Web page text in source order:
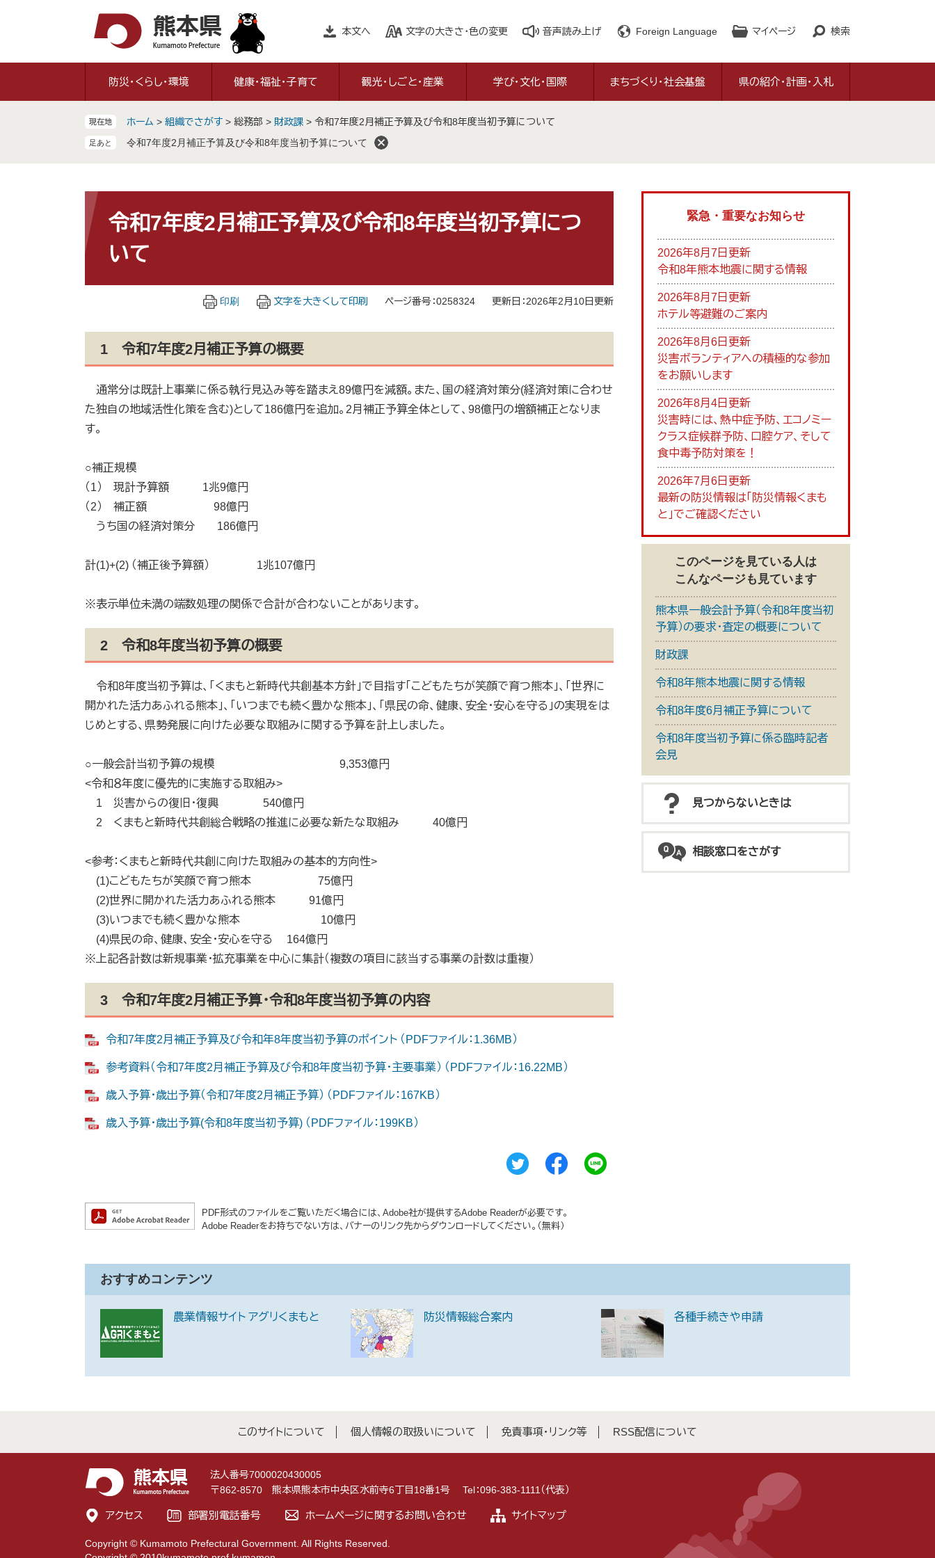
本文へ 文字の大きさ・色の変更 音声読み上げ Foreign Language マイページ 検索
防災・くらし・環境 健康・福祉・子育て 観光・しごと・産業 学び・文化・国際 まちづくり・社会基盤 県の紹介・計画・入札
現在地 ホーム > 組織でさがす > 総務部 > 財政課 > 令和7年度2月補正予算及び令和8年度当初予算について
令和7年度2月補正予算及び令和8年度当初予算について
文
令和7年度2月補正予算及び令和8年度当初予算につ
いて
印刷 文字を大きくして印刷 ページ番号：0258324 更新日：2026年2月10日更新
1 令和7年度2月補正予算の概要
通常分は既計上事業に係る執行見込み等を踏まえ89億円を減額。また、国の経済対策分(経済対策に合わせ
た独自の地域活性化策を含む)として186億円を追加。2月補正予算全体として、98億円の増額補正となりま
す。
○補正規模
（1） 現計予算額 1兆9億円
（2） 補正額 98億円
うち国の経済対策分 186億円
計(1)+(2) （補正後予算額） 1兆107億円
※表示単位未満の端数処理の関係で合計が合わないことがあります。
2 令和8年度当初予算の概要
令和8年度当初予算は、「くまもと新時代共創基本方針」で目指す「こどもたちが笑顔で育つ熊本」、「世界に
開かれた活力あふれる熊本」、「いつまでも続く豊かな熊本」、「県民の命、健康、安全・安心を守る」の実現をは
じめとする、県勢発展に向けた必要な取組みに関する予算を計上しました。
○一般会計当初予算の規模 9,353億円
<令和８年度に優先的に実施する取組み>
1 災害からの復旧・復興 540億円
2 くまもと新時代共創総合戦略の推進に必要な新たな取組み 40億円
<参考：くまもと新時代共創に向けた取組みの基本的方向性>
(1)こどもたちが笑顔で育つ熊本 75億円
(2)世界に開かれた活力あふれる熊本 91億円
(3)いつまでも続く豊かな熊本 10億円
(4)県民の命、健康、安全・安心を守る 164億円
※上記各計数は新規事業・拡充事業を中心に集計（複数の項目に該当する事業の計数は重複）
3 令和7年度2月補正予算・令和8年度当初予算の内容
令和7年度2月補正予算及び令和年8年度当初予算のポイント （PDFファイル：1.36MB）
参考資料（令和7年度2月補正予算及び令和8年度当初予算・主要事業） （PDFファイル：16.22MB）
歳入予算・歳出予算（令和7年度2月補正予算） （PDFファイル：167KB）
歳入予算・歳出予算(令和8年度当初予算) （PDFファイル：199KB）
PDF形式のファイルをご覧いただく場合には、Adobe社が提供するAdobe Readerが必要です。
Adobe Readerをお持ちでない方は、バナーのリンク先からダウンロードしてください。（無料）
緊急・重要なお知らせ
2026年8月7日更新
令和8年熊本地震に関する情報
2026年8月7日更新
ホテル等避難のご案内
2026年8月6日更新
災害ボランティアへの積極的な参加
をお願いします
2026年8月4日更新
災害時には、熱中症予防、エコノミー
クラス症候群予防、口腔ケア、そして
食中毒予防対策を！
2026年7月6日更新
最新の防災情報は「防災情報くまも
と」でご確認ください
このページを見ている人は
こんなページも見ています
熊本県一般会計予算（令和8年度当初
予算）の要求・査定の概要について
財政課
令和8年熊本地震に関する情報
令和8年度6月補正予算について
令和8年度当初予算に係る臨時記者
会見
見つからないときは
相談窓口をさがす
おすすめコンテンツ
農業情報サイト アグリくまもと 防災情報総合案内 各種手続きや申請
このサイトについて 個人情報の取扱いについて 免責事項・リンク等 RSS配信について
法人番号7000020430005
〒862-8570 熊本県熊本市中央区水前寺6丁目18番1号
Tel：096-383-1111（代表）
アクセス 部署別電話番号 ホームページに関するお問い合わせ サイトマップ
Copyright © Kumamoto Prefectural Government. All Rights Reserved.